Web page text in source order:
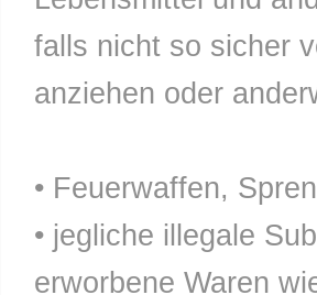
falls nicht so sicher
anziehen oder
• Feuerwaffen,
• jegliche illegale
erworbene Waren